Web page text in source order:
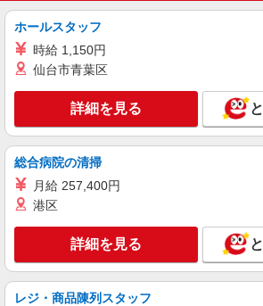
時給1400円〜 ※残業
+゜ 入社祝い金10万円支給(規定有)
頂くと, インセンティブ支給(規定
い・週払い可能（規程有
+゜・。○。・゜+゜
広島県広島市佐伯区の
キープ
株式会社シエロ
スマホ携帯販売【ソフト
時給1400円〜1450円
残業代支給 ★交通費別途支
+゜・。○。・゜+゜・。○
万円支給(規定有) お友達を紹介頂くと, インセンテ
ィブ支給(規定有) ★月2回払い・週払い可能（規程
有）★ ゜・。○。・゜+゜
広島県広島市佐伯区の
キープ
ホールスタッフ
時給 1,150円
仙台市青葉区
詳細を見る
総合病院の清掃
月給 257,400円
港区
詳細を見る
レジ・商品陳列スタッフ